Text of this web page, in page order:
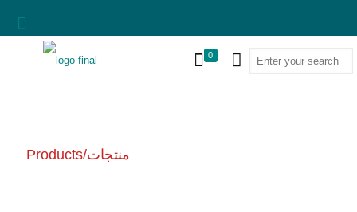
0
Products/منتجات